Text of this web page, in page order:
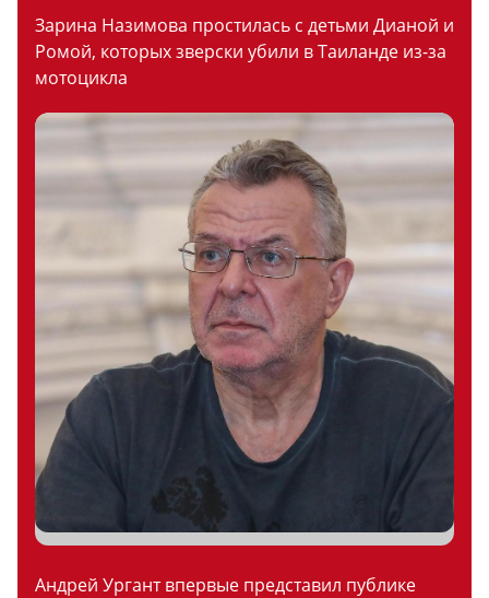
Зарина Назимова простилась с детьми Дианой и
Ромой, которых зверски убили в Таиланде из-за
мотоцикла
Андрей Ургант впервые представил публике